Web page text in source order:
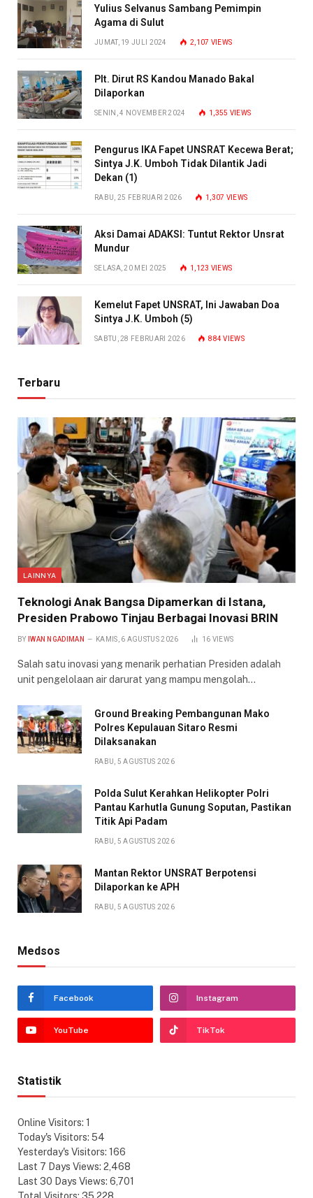
Yulius Selvanus Sambang Pemimpin
Agama di Sulut
JUMAT, 19 JULI 2024 2,107 VIEWS
Plt. Dirut RS Kandou Manado Bakal
Dilaporkan
SENIN, 4 NOVEMBER 2024 1,355 VIEWS
Pengurus IKA Fapet UNSRAT Kecewa Berat;
Sintya J.K. Umboh Tidak Dilantik Jadi
Dekan (1)
RABU, 25 FEBRUARI 2026 1,307 VIEWS
Aksi Damai ADAKSI: Tuntut Rektor Unsrat
Mundur
SELASA, 20 MEI 2025 1,123 VIEWS
Kemelut Fapet UNSRAT, Ini Jawaban Doa
Sintya J.K. Umboh (5)
SABTU, 28 FEBRUARI 2026 884VIEWS
Terbaru
LAINNYA
Teknologi Anak Bangsa Dipamerkan di Istana,
Presiden Prabowo Tinjau Berbagai Inovasi BRIN
BY IWAN NGADIMAN KAMIS, 6 AGUSTUS 2026 16 VIEWS
Salah satu inovasi yang menarik perhatian Presiden adalah
unit pengelolaan air darurat yang mampu mengolah…
Ground Breaking Pembangunan Mako
Polres Kepulauan Sitaro Resmi
Dilaksanakan
RABU, 5 AGUSTUS 2026
Polda Sulut Kerahkan Helikopter Polri
Pantau Karhutla Gunung Soputan, Pastikan
Titik Api Padam
RABU, 5 AGUSTUS 2026
Mantan Rektor UNSRAT Berpotensi
Dilaporkan ke APH
RABU, 5 AGUSTUS 2026
Medsos
Facebook Instagram
YouTube TikTok
Statistik
Online Visitors: 1
Today's Visitors: 54
Yesterday's Visitors: 166
Last 7 Days Views: 2,468
Last 30 Days Views: 6,701